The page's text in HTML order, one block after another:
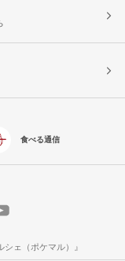
食べる通信
ェ（ポケマル）』